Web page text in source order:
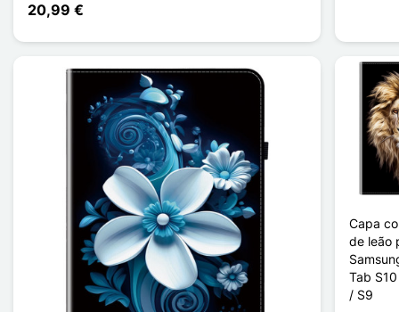
20,99 €
Capa
de leão
Tab
/ S9